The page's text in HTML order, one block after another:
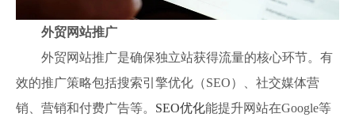
外贸网站推广
外贸网站推广是确保独立站获得流量的核心环节。有
效的推广策略包括搜索引擎优化（SEO）、社交媒体营
销、营销和付费广告等。 SEO优化能提升网站在Google等